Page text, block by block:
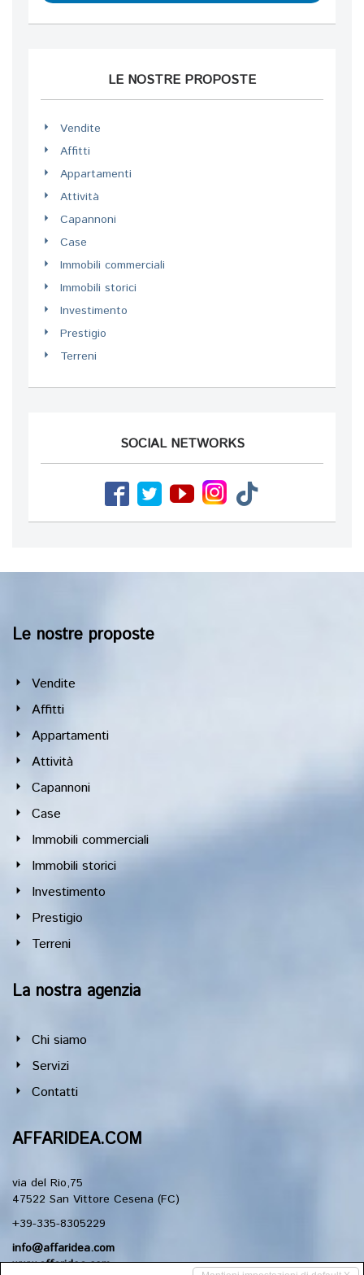
LE NOSTRE PROPOSTE
Vendite
Affitti
Appartamenti
Attività
Capannoni
Case
Immobili commerciali
Immobili storici
Investimento
Prestigio
Terreni
SOCIAL NETWORKS
Le nostre proposte
Vendite
Affitti
Appartamenti
Attività
Capannoni
Case
Immobili commerciali
Immobili storici
Investimento
Prestigio
Terreni
La nostra agenzia
Chi siamo
Servizi
Contatti
AFFARIDEA.COM
via del Rio,75
47522 San Vittore Cesena (FC)
+39-335-8305229
info@affaridea.com
www.affaridea.com